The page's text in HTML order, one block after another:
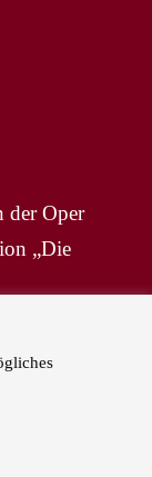
der Oper
„Die
17., 19.,